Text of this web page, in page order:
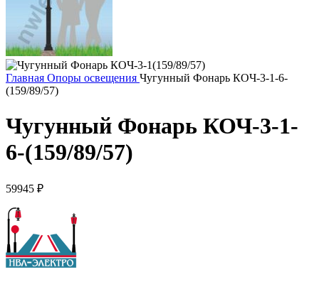
Главная Опоры освещения Чугунный Фонарь КОЧ-3-1-6-
(159/89/57)
Чугунный Фонарь КОЧ-3-1-
6-(159/89/57)
59945 ₽